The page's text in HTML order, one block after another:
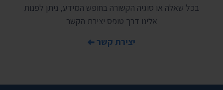
בכל שאלה או סוגיה הקשורה בחופש המידע, ניתן לפנות
אלינו דרך טופס יצירת הקשר
יצירת קשר